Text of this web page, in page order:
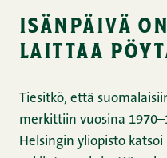
isänpäivä
laittaa
Tiesitkö, että
merkittiin vuosina
Helsingin yliopisto